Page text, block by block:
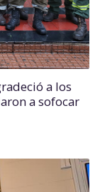
a los
a sofocar